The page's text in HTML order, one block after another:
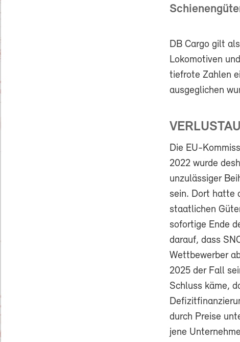
DB Cargo gilt
Lokomotiven
tiefrote Zahlen
ausgeglichen
Die EU-
2022 wurde
unzulässiger
sein. Dort hatte
staatlichen
sofortige Ende
darauf, dass
Wettbewerber
2025 der Fall
Schluss käme,
durch Preise
jene